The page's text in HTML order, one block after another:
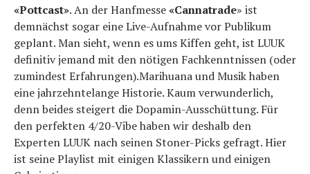
«Pottcast». An der Hanfmesse«Cannatrade» ist
demnächst sogar eine Live-Aufnahme vor Publikum
geplant. Man sieht, wenn es ums Kiffen geht, ist LUUK
definitiv jemand mit den nötigen Fachkenntnissen (oder
zumindest Erfahrungen).Marihuana und Musik haben
eine jahrzehntelange Historie. Kaum verwunderlich,
denn beides steigert die Dopamin-Ausschüttung. Für
den perfekten 4/20-Vibe haben wir deshalb den
Experten LUUK nach seinen Stoner-Picks gefragt. Hier
ist seine Playlist mit einigen Klassikern und einigen